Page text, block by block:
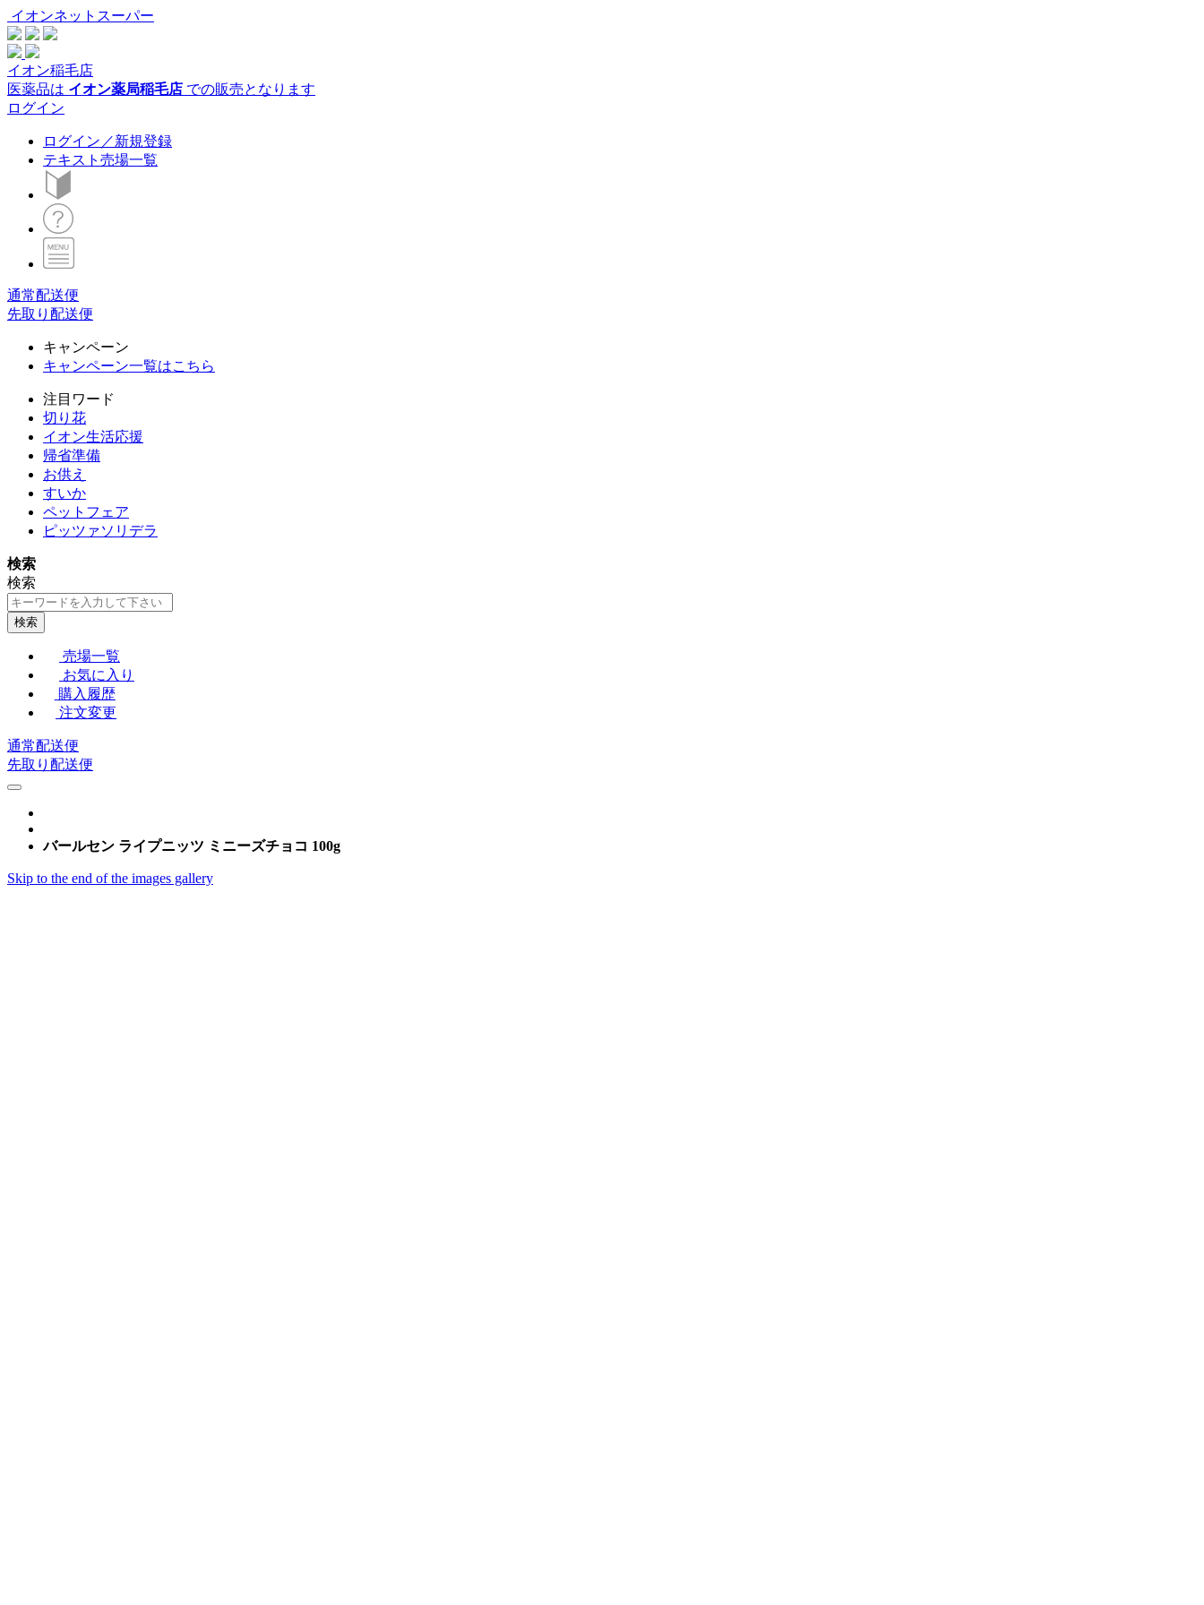
イオンネットスーパー
イオン稲毛店
医薬品は イオン薬局稲毛店 での販売となります
ログイン
ログイン／新規登録
テキスト売場一覧
通常配送便
先取り配送便
キャンペーン
キャンペーン一覧はこちら
注目ワード
切り花
イオン生活応援
帰省準備
お供え
すいか
ペットフェア
ピッツァソリデラ
検索
検索
検索
売場一覧
お気に入り
購入履歴
注文変更
通常配送便
先取り配送便
バールセン ライプニッツ ミニーズチョコ 100g
Skip to the end of the images gallery